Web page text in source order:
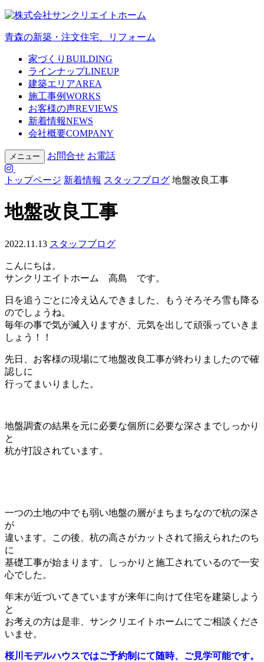
青森の新築・注文住宅、リフォーム
家づくり BUILDING
ラインナップLINEUP
建築エリアAREA
施工事例WORKS
お客様の声REVIEWS
新着情報NEWS
会社概要COMPANY
メニュー お問合せ お電話
トップページ 新着情報 スタッフブログ 地盤改良工事
地盤改良工事
2022.11.13 スタッフブログ
こんにちは。
サンクリエイトホーム 高島 です。
日を追うごとに冷え込んできました、もうそろそろ雪も降る
のでしょうね。
毎年の事で気が滅入りますが、元気を出して頑張っていきま
しょう！！
先日、お客様の現場にて地盤改良工事が終わりましたので確
認しに
行ってまいりました。
地盤調査の結果を元に必要な個所に必要な深さまでしっかり
と
杭が打設されています。
一つの土地の中でも弱い地盤の層がまちまちなので杭の深さ
が
違います。この後、杭の高さがカットされて揃えられたのち
に
基礎工事が始まります。しっかりと施工されているので一安
心でした。
年末が近づいてきていますが来年に向けて住宅を建築しよう
と
お考えの方は是非、サンクリエイトホームにてご相談くださ
いませ。
桜川モデルハウスではご予約制にて随時、ご見学可能です。